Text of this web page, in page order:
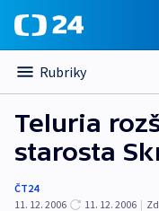
Rubriky
Teluria
starosta
ČT24
11. 12. 2006
11. 12. 2006 |